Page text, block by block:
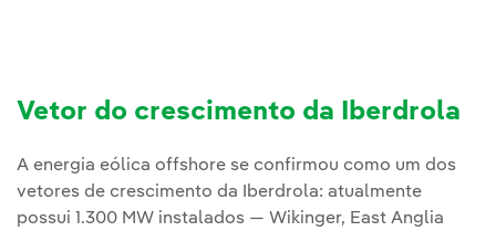
Vetor do crescimento da Iberdrola
A energia eólica offshore se confirmou como um dos
vetores de crescimento da Iberdrola: atualmente
possui 1.300 MW instalados — Wikinger, East Anglia